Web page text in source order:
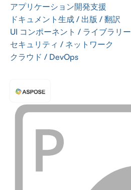
アプリケーション開発支援
ドキュメント生成 / 出版 / 翻訳
UI コンポーネント / ライブラリー
セキュリティ / ネットワーク
クラウド / DevOps